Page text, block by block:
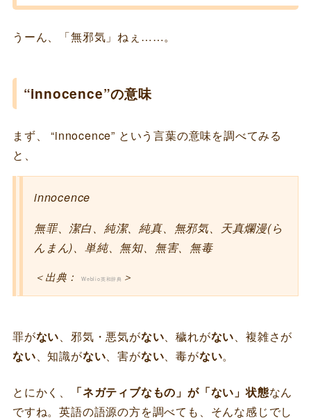
うーん、「無邪気」ねぇ……。
“innocence”の意味
まず、 “innocence” という言葉の意味を調べてみる
と、
innocence
無罪、潔白、純潔、純真、無邪気、天真爛漫(ら
んまん)、単純、無知、無害、無毒
＜出典： Weblio英和辞典 ＞
罪がない、邪気・悪気がない、穢れがない、複雑さが
ない、知識がない、害がない、毒がない。
とにかく、 「ネガティブなもの」が「ない」状態なん
ですね。英語の語源の方を調べても、そんな感じでし